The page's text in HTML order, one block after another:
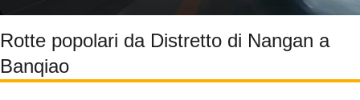
Rotte popolari da Distretto di Nangan a
Banqiao